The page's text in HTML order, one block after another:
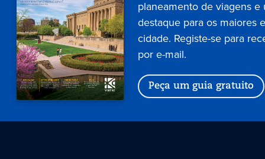
planeamento de viagens
destaque para os maiores
cidade. Registe-se para
por e-mail.
Peça um guia gratuito